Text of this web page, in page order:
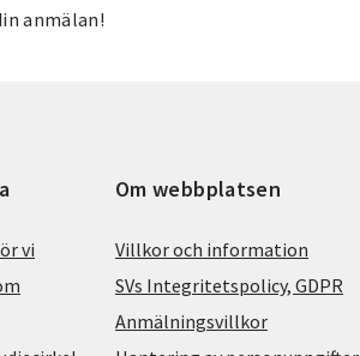
anmälan!
vi
Om webbplatsen
Villkor och information
SVs Integritetspolicy, GDPR
Anmälningsvillkor